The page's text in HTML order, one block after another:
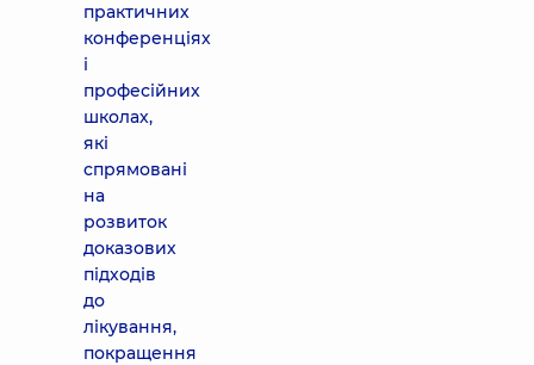
практичних
конференціях
і
професійних
школах,
які
спрямовані
на
розвиток
доказових
підходів
до
лікування,
покращення